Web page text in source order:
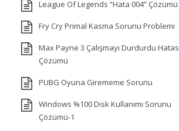
League Of Legends “Hata 004” Çözümü
Fry Cry Primal Kasma Sorunu Problemi
Max Payne 3 Çalışmayı Durdurdu
Çözümü
PUBG Oyuna Girememe Sorunu
Windows %100 Disk Kullanımı Sorunu
Çözümü-1